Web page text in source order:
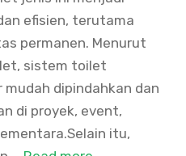
efisien, terutama
permanen. Menurut
sistem toilet
dipindahkan dan
di proyek, event,
itu,